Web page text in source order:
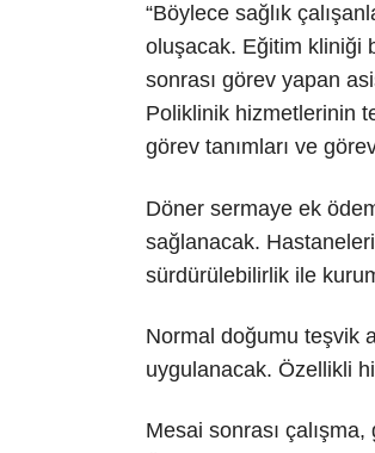
“Böylece sağlık
oluşacak. Eğitim kliniği
sonrası görev yapan
Poliklinik hizmetlerinin
görev tanımları ve
Döner sermaye ek
sağlanacak.
sürdürülebilirlik ile
Normal doğumu teşvik
uygulanacak. Özellikli
Mesai sonrası